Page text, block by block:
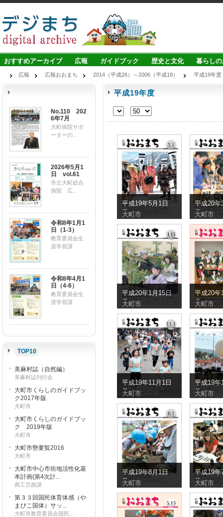
おすすめアーカイブ 広報 ガイドブック 歴史と文化 暮らし
広報 広報おおまち 2014（平成26）～2006（平成18） 平成19年度
No.110 202
6年7月
大町病院サポ
ーターの...
2026年5月1
日 vol.61
市立大町総合
病院 広...
令和8年1月1
日（1-3）
教育委員会生
涯学習課
令和8年4月1
日（4-6）
教育委員会生
涯学習課
TOP10
美麻村誌（自然編）
美麻村誌刊行会
大町市くらしのガイドブッ
ク2017年版
大町市
大町市くらしのガイドブッ
ク 2019年版
大町市
大町市勢要覧2016
大町市
大町市中心市街地活性化基
本計画(第4次計...
商工労政課
第３３回国民体育体感（や
まびこ国体）サッ...
大町市教育委員会国民...
平成19年度
平成19年5月1日
号
大町市
平成20年
号
大町市
平成20年1月15日
号
大町市
平成20年
号
大町市
平成19年11月1日
号
大町市
平成19年
号
大町市
平成19年8月1日
号
大町市
平成19年
号
大町市